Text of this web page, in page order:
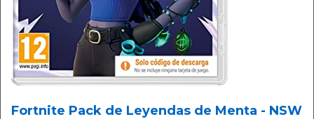
Fortnite Pack de Leyendas de Menta - NSW